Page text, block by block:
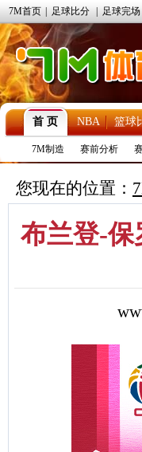
7M首页 足球比分 足球完场
首 页 NBA 篮球
7M制造 赛前分析
您现在的位置：
布兰登-保